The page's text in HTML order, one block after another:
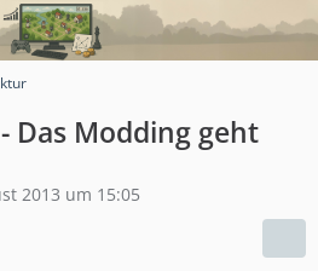
Das Modding geht
2013 um 15:05